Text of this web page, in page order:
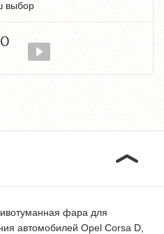
выбор
фара для
автомобилей Opel Corsa D,